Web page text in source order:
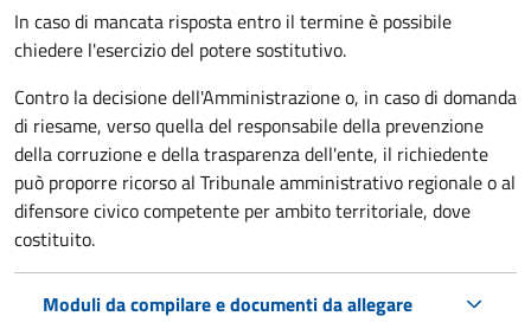
In caso di mancata risposta entro il termine è possibile
chiedere l'esercizio del potere sostitutivo.
Contro la decisione dell'Amministrazione o, in caso di domanda
di riesame, verso quella del responsabile della prevenzione
della corruzione e della trasparenza dell'ente, il richiedente
può proporre ricorso al Tribunale amministrativo regionale o al
difensore civico competente per ambito territoriale, dove
costituito.
Moduli da compilare e documenti da allegare